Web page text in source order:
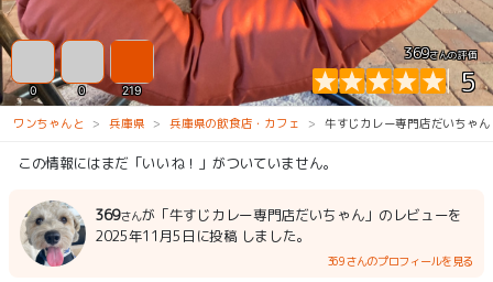
369さんの評価
5
0 0 219
ワンちゃんと 兵庫県 兵庫県の飲食店・カフェ 牛すじカレー専門店だいちゃん
この情報にはまだ「いいね！」がついていません。
369さんが「牛すじカレー専門店だいちゃん」のレビューを
2025年11月5日に投稿 しました。
369さんのプロフィールを見る